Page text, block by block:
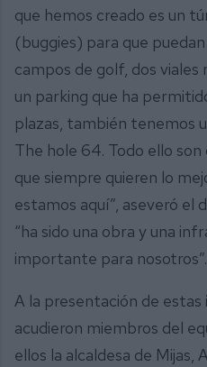
que hemos creado es un
(buggies) para que
campos de golf, dos viales
un parking que ha
plazas, también tenemos
The hole 64. Todo ello
que siempre quieren lo
estamos aquí”, aseveró el
“ha sido una obra y una
importante para nosotros”.
A la presentación de
acudieron miembros del
ellos la alcaldesa de Mijas,